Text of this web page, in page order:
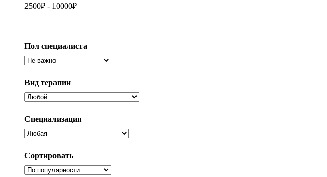
2500₽ - 10000₽
Пол специалиста
Вид терапии
Специализация
Сортировать